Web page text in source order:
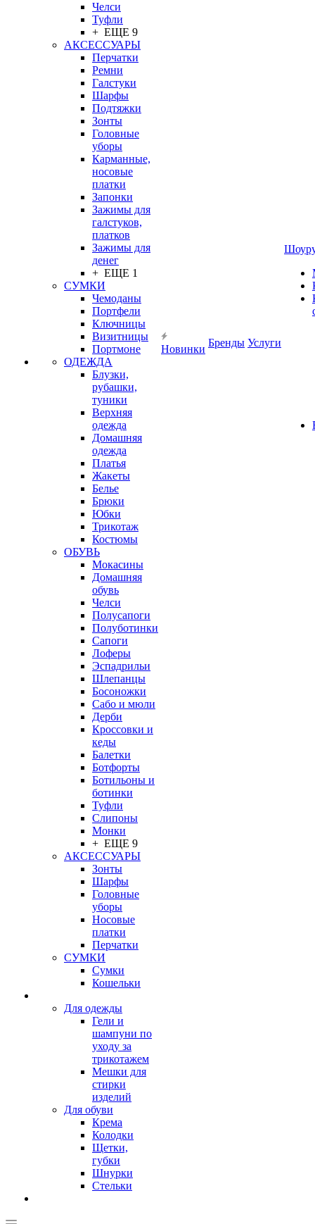
Челси
Туфли
+ ЕЩЕ 9
АКСЕССУАРЫ
Перчатки
Ремни
Галстуки
Шарфы
Подтяжки
Зонты
Головные
уборы
Карманные,
носовые
платки
Запонки
Зажимы для
галстуков,
платков
Зажимы для
денег
+ ЕЩЕ 1
СУМКИ
Чемоданы
Портфели
Ключницы
Визитницы
Портмоне
ОДЕЖДА
Блузки,
рубашки,
туники
Верхняя
одежда
Домашняя
одежда
Платья
Жакеты
Белье
Брюки
Юбки
Трикотаж
Костюмы
ОБУВЬ
Мокасины
Домашняя
обувь
Челси
Полусапоги
Полуботинки
Сапоги
Лоферы
Эспадрильи
Шлепанцы
Босоножки
Сабо и мюли
Дерби
Кроссовки и
кеды
Балетки
Ботфорты
Ботильоны и
ботинки
Туфли
Слипоны
Монки
+ ЕЩЕ 9
АКСЕССУАРЫ
Зонты
Шарфы
Головные
уборы
Носовые
платки
Перчатки
СУМКИ
Сумки
Кошельки
Для одежды
Гели и
шампуни по
уходу за
трикотажем
Мешки для
стирки
изделий
Для обуви
Крема
Колодки
Щетки,
губки
Шнурки
Стельки
Новинки
Бренды Услуги